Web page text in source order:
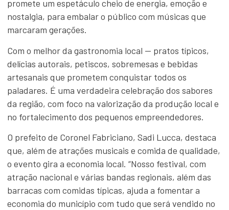
promete um espetáculo cheio de energia, emoção e
nostalgia, para embalar o público com músicas que
marcaram gerações.
Com o melhor da gastronomia local — pratos típicos,
delícias autorais, petiscos, sobremesas e bebidas
artesanais que prometem conquistar todos os
paladares. É uma verdadeira celebração dos sabores
da região, com foco na valorização da produção local e
no fortalecimento dos pequenos empreendedores.
O prefeito de Coronel Fabriciano, Sadi Lucca, destaca
que, além de atrações musicais e comida de qualidade,
o evento gira a economia local. “Nosso festival, com
atração nacional e várias bandas regionais, além das
barracas com comidas típicas, ajuda a fomentar a
economia do município com tudo que será vendido no